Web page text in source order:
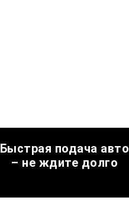
Быстрая подача авто
– не ждите долго